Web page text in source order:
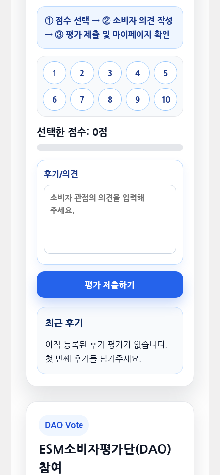
① 점수 선택 → ② 소비자 의견 작성
→ ③ 평가 제출 및 마이페이지 확인
1 2 3 4 5
6 7 8 9 10
선택한 점수: 0점
후기/의견
평가 제출하기
최근 후기
아직 등록된 후기 평가가 없습니다.
첫 번째 후기를 남겨주세요.
DAO Vote
ESM소비자평가단(DAO)
참여